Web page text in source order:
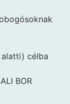
célba
BOR